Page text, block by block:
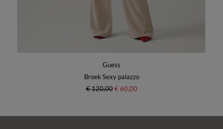
Guess
Broek Sexy palazzo
€ 120,00 € 60,00